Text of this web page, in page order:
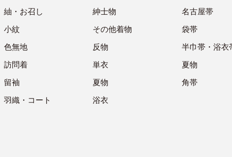
紬・お召し
小紋
色無地
訪問着
留袖
羽織・コート
紳士物
その他着物
反物
単衣
夏物
浴衣
名古屋帯
袋帯
半巾帯・浴衣
夏物
角帯